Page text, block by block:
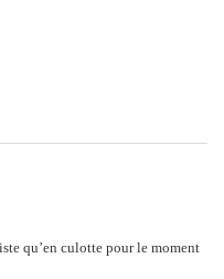
qu’en culotte pour le moment